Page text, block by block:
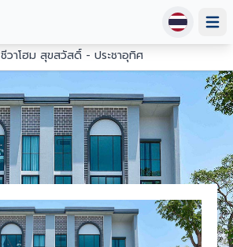
ชีวาโฮม สุขสวัสดิ์ - ประชาอุทิศ